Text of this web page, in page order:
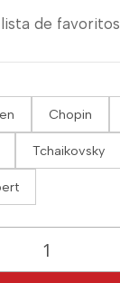
de favoritos
Chopin
Tchaikovsky